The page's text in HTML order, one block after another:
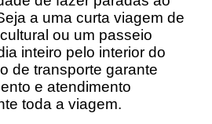
a uma curta viagem de
ou um passeio
inteiro pelo interior do
de transporte garante
e atendimento
toda a viagem.